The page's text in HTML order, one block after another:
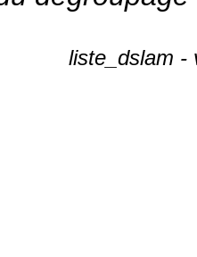
liste_dslam -